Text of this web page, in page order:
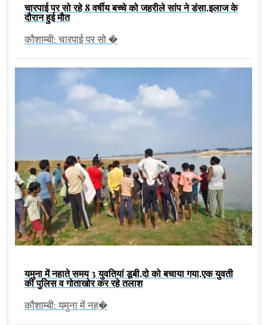
चारपाई पर सो रहे 8 वर्षीय बच्चे को जहरीले सांप ने डंसा,इलाज के
दौरान हुई मौत
कौशाम्बी: चारपाई पर सो �
यमुना में नहाते समय 3 युवतियां डूबी,दो को बचाया गया,एक युवती
की पुलिस व गोताखोर कर रहे तलाश
कौशाम्बी: यमुना में नह�